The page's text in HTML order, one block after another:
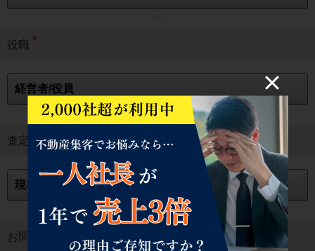
役職
★
査定サイトは利用中か
お問い合わせ内容